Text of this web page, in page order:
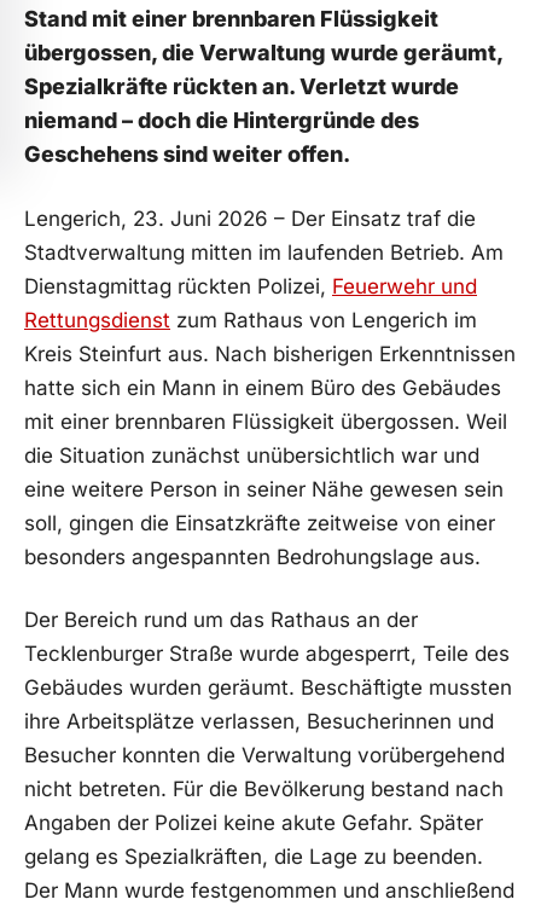
Stand mit einer brennbaren Flüssigkeit
übergossen, die Verwaltung wurde geräumt,
Spezialkräfte rückten an. Verletzt wurde
niemand – doch die Hintergründe des
Geschehens sind weiter offen.
Lengerich, 23. Juni 2026 – Der Einsatz traf die
Stadtverwaltung mitten im laufenden Betrieb. Am
Dienstagmittag rückten Polizei, Feuerwehr und
Rettungsdienst zum Rathaus von Lengerich im
Kreis Steinfurt aus. Nach bisherigen Erkenntnissen
hatte sich ein Mann in einem Büro des Gebäudes
mit einer brennbaren Flüssigkeit übergossen. Weil
die Situation zunächst unübersichtlich war und
eine weitere Person in seiner Nähe gewesen sein
soll, gingen die Einsatzkräfte zeitweise von einer
besonders angespannten Bedrohungslage aus.
Der Bereich rund um das Rathaus an der
Tecklenburger Straße wurde abgesperrt, Teile des
Gebäudes wurden geräumt. Beschäftigte mussten
ihre Arbeitsplätze verlassen, Besucherinnen und
Besucher konnten die Verwaltung vorübergehend
nicht betreten. Für die Bevölkerung bestand nach
Angaben der Polizei keine akute Gefahr. Später
gelang es Spezialkräften, die Lage zu beenden.
Der Mann wurde festgenommen und anschließend